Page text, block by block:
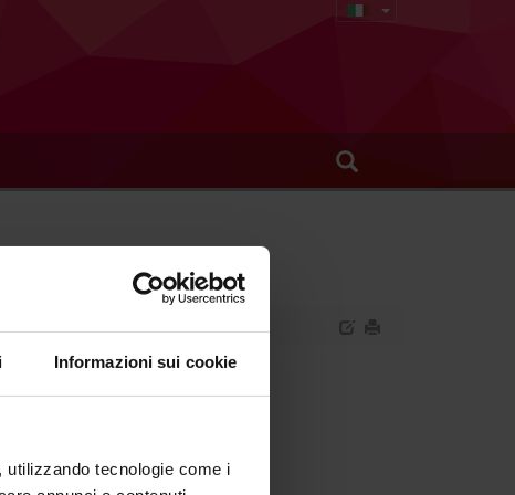
Informazioni sui cookie
tecnologie come i
sanitario.